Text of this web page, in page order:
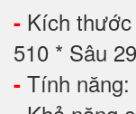
- Kích
510 * Sâu
- Tính